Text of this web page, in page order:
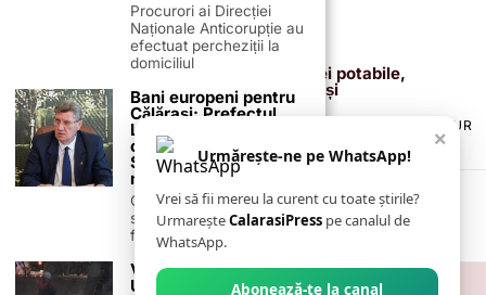
Avarie la rețeaua de apă: furnizarea apei potabile,
întreruptă temporar în municipiul Călărași
TERMENI ȘI CONDIȚII
POLITICA DE ANULARE & RETUR
PUBLICITATE ONLINE & TIPĂRITĂ
CONTACT
ZIARUL ANUNȚUL CĂLĂRĂȘEAN
×
Urmărește-ne pe WhatsApp!
Vrei să fii mereu la curent cu toate știrile?
UrmareșteCalarasiPress pe canalul de
WhatsApp.
Abonează-te la canal
Procurori ai Direcției
Naționale Anticorupție au
efectuat percheziții la
domiciliul
Bani europeni pentru
Călărași: Prefectul
Laurențiu State anunță
colaborarea cu ADR
Sud-Muntenia pentru
noi finanțări
Călărașul se pregătește
să intre pe harta
finanțărilor europene, cu
VIDEO. Accident grav:
Un tânăr ce conducea